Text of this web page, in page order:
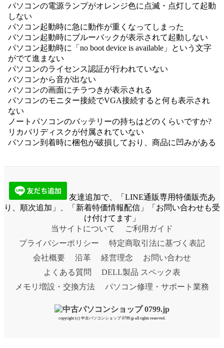
パソコンの電源ランプがオレンジ色に点滅・点灯して起動
しない
パソコン起動時に急に動作が重くなってしまった
パソコン起動時にブルーバックが表示されて起動しない
パソコン起動時に「no boot device is available」という文字
がでて進まない
パソコンのライセンス認証が行われていない
パソコンから音が出ない
パソコンの画面にチラつきが表示される
パソコンのモニター接続でVGA接続すると何も表示され
ない
ノートパソコンのバッテリーの持ちはどのくらいですか?
リカバリディスクが付属されていない
パソコン到着時に梱包が破損しており、商品に凹みがある
友達追加で、「LINE通販専用特価販売あ
り、順次追加」、「新着特価情報配信」「お問い合わせも受
け付けてます」
当サイトについて
ご利用ガイド
プライバシーポリシー
特定商取引法に基づく表記
会社概要
沿革 経営理念
お問い合わせ
よくある質問
DELL製品 スペック表
メモリ増設・交換方法
パソコン修理・サポート業務
copyright (c) 中古パソコンショップ 0799.jp all rights reserved.